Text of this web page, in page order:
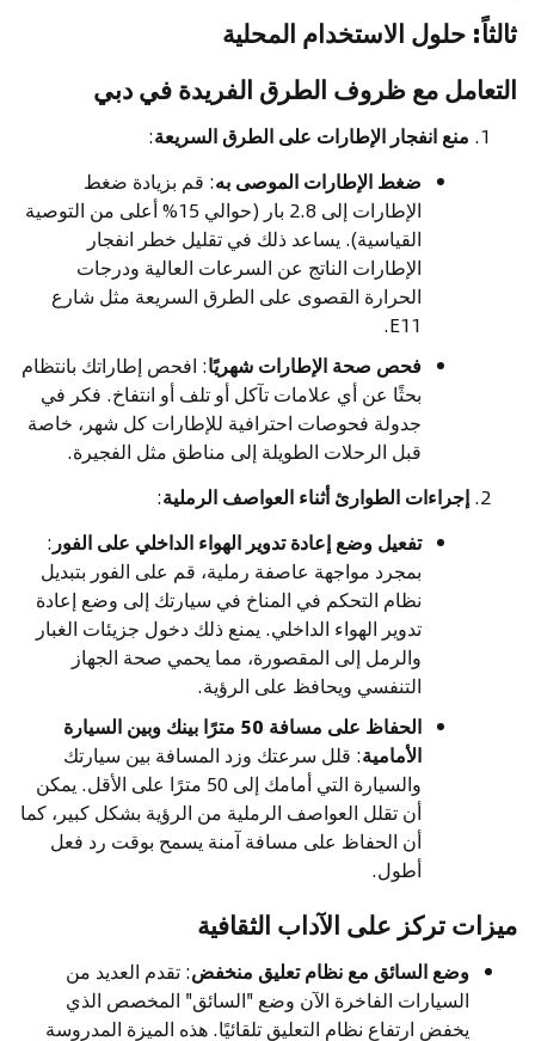
ثالثاً: حلول الاستخدام المحلية
التعامل مع ظروف الطرق الفريدة في دبي
منع انفجار الإطارات على الطرق السريعة:
ضغط الإطارات الموصى به: قم بزيادة ضغط
الإطارات إلى 2.8 بار (حوالي 15% أعلى من التوصية
القياسية). يساعد ذلك في تقليل خطر انفجار
الإطارات الناتج عن السرعات العالية ودرجات
الحرارة القصوى على الطرق السريعة مثل شارع
E11.
فحص صحة الإطارات شهريًا: افحص إطاراتك بانتظام
بحثًا عن أي علامات تآكل أو تلف أو انتفاخ. فكر في
جدولة فحوصات احترافية للإطارات كل شهر، خاصة
قبل الرحلات الطويلة إلى مناطق مثل الفجيرة.
إجراءات الطوارئ أثناء العواصف الرملية:
تفعيل وضع إعادة تدوير الهواء الداخلي على الفور :
بمجرد مواجهة عاصفة رملية، قم على الفور بتبديل
نظام التحكم في المناخ في سيارتك إلى وضع إعادة
تدوير الهواء الداخلي. يمنع ذلك دخول جزيئات الغبار
والرمل إلى المقصورة، مما يحمي صحة الجهاز
التنفسي ويحافظ على الرؤية.
الحفاظ على مسافة 50 مترًا بينك وبين السيارة
الأمامية: قلل سرعتك وزد المسافة بين سيارتك
والسيارة التي أمامك إلى 50 مترًا على الأقل. يمكن
أن تقلل العواصف الرملية من الرؤية بشكل كبير، كما
أن الحفاظ على مسافة آمنة يسمح بوقت رد فعل
أطول.
ميزات تركز على الآداب الثقافية
وضع السائق مع نظام تعليق منخفض: تقدم العديد من
السيارات الفاخرة الآن وضع "السائق" المخصص الذي
يخفض ارتفاع نظام التعليق تلقائيًا. هذه الميزة المدروسة